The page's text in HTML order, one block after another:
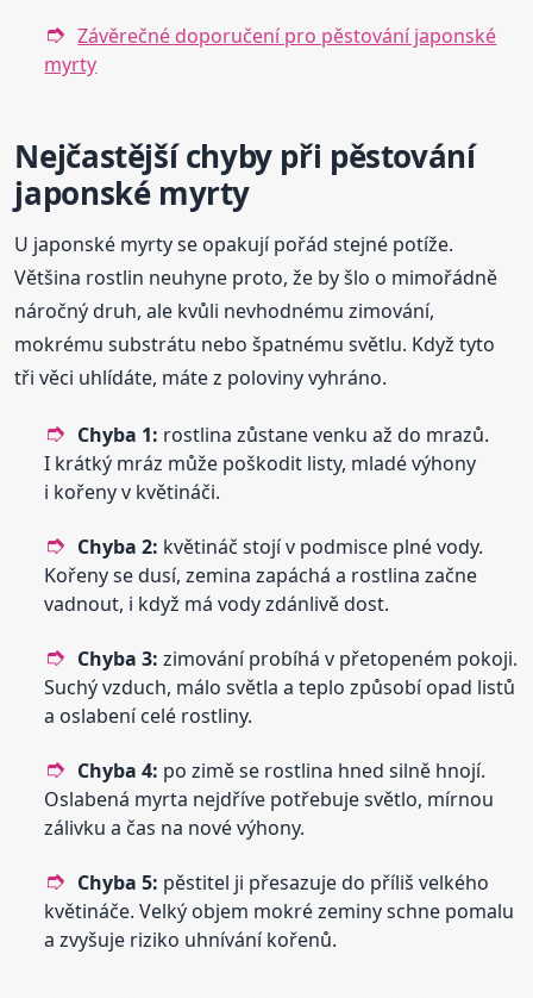
Závěrečné doporučení pro pěstování japonské
myrty
Nejčastější chyby při pěstování
japonské myrty
U japonské myrty se opakují pořád stejné potíže.
Většina rostlin neuhyne proto, že by šlo o mimořádně
náročný druh, ale kvůli nevhodnému zimování,
mokrému substrátu nebo špatnému světlu. Když tyto
tři věci uhlídáte, máte z poloviny vyhráno.
Chyba 1: rostlina zůstane venku až do mrazů.
I krátký mráz může poškodit listy, mladé výhony
i kořeny v květináči.
Chyba 2: květináč stojí v podmisce plné vody.
Kořeny se dusí, zemina zapáchá a rostlina začne
vadnout, i když má vody zdánlivě dost.
Chyba 3: zimování probíhá v přetopeném pokoji.
Suchý vzduch, málo světla a teplo způsobí opad listů
a oslabení celé rostliny.
Chyba 4: po zimě se rostlina hned silně hnojí.
Oslabená myrta nejdříve potřebuje světlo, mírnou
zálivku a čas na nové výhony.
Chyba 5: pěstitel ji přesazuje do příliš velkého
květináče. Velký objem mokré zeminy schne pomalu
a zvyšuje riziko uhnívání kořenů.